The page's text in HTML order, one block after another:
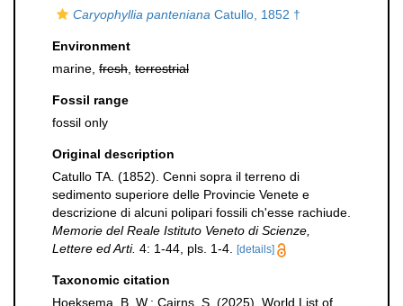
Caryophyllia panteniana Catullo, 1852 †
Environment
marine, fresh terrestrial
Fossil range
fossil only
Original description
Catullo TA. (1852). Cenni sopra il terreno di
sedimento superiore delle Provincie Venete e
descrizione di alcuni polipari fossili ch'esse rachiude.
Memorie del Reale Istituto Veneto di Scienze,
Lettere ed Arti. 4: 1-44, pls. 1-4. [details]
Taxonomic citation
Hoeksema, B. W.; Cairns, S. (2025). World List of